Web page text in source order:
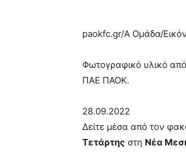
paokfc.gr/Α Ομάδα/
Φωτογραφικό υλικό
ΠΑΕ ΠΑΟΚ.
28.09.2022
Δείτε μέσα από τον
Τετάρτης στη Νέα